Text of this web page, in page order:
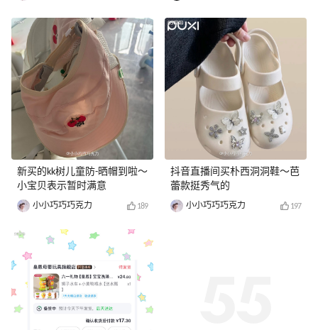
新买的kk树儿童防-晒帽到啦～
小宝贝表示暂时满意
小小巧巧巧克力 189
抖音直播间买朴西洞洞鞋～芭
蕾款挺秀气的
小小巧巧巧克力 197